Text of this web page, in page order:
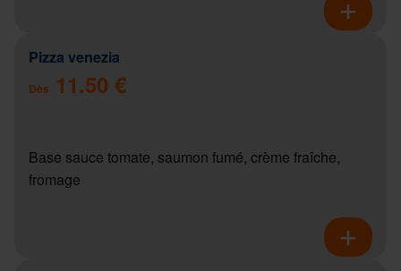
Pizza venezia
Dès 11.50 €
Base sauce tomate, saumon fumé, crème fraîche,
fromage